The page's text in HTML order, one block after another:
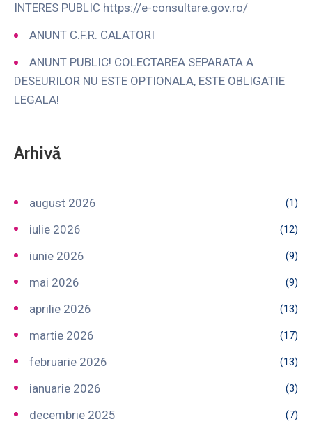
INTERES PUBLIC https://e-consultare.gov.ro/
ANUNT C.F.R. CALATORI
ANUNT PUBLIC! COLECTAREA SEPARATA A
DESEURILOR NU ESTE OPTIONALA, ESTE OBLIGATIE
LEGALA!
Arhivă
august 2026 (1)
iulie 2026 (12)
iunie 2026 (9)
mai 2026 (9)
aprilie 2026 (13)
martie 2026 (17)
februarie 2026 (13)
ianuarie 2026 (3)
decembrie 2025 (7)